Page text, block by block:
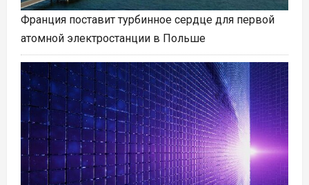
Франция поставит турбинное сердце для первой
атомной электростанции в Польше